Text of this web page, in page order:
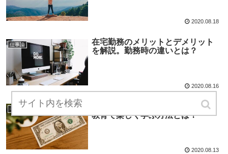
2020.08.18
仕事論
在宅勤務のメリットとデメリット
を解説。勤務時の違いとは？
2020.08.16
子育て論
子供が学ぶお金の大切さ。マネー
教育で楽しく学ぶ方法とは？
2020.08.13